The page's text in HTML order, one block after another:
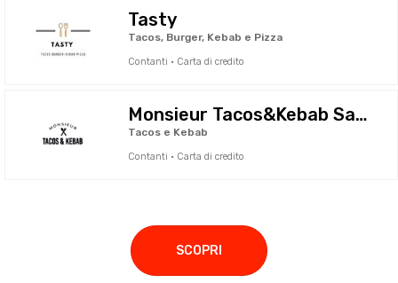
Tasty
Tacos, Burger, Kebab e Pizza
Contanti · Carta di credito
Monsieur Tacos&Kebab Sassuolo
Tacos e Kebab
Contanti · Carta di credito
SCOPRI